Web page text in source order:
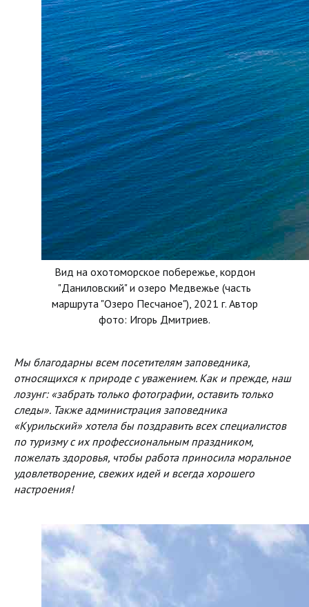
Вид на охотоморское побережье, кордон
"Даниловский" и озеро Медвежье (часть
маршрута "Озеро Песчаное"), 2021 г. Автор
фото: Игорь Дмитриев.
Мы благодарны всем посетителям заповедника,
относящихся к природе с уважением. Как и прежде, наш
лозунг: «забрать только фотографии, оставить только
следы». Также администрация заповедника
«Курильский» хотела бы поздравить всех специалистов
по туризму с их профессиональным праздником,
пожелать здоровья, чтобы работа приносила моральное
удовлетворение, свежих идей и всегда хорошего
настроения!